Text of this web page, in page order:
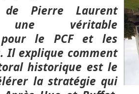
Pierre Laurent
une véritable
pour le PCF et les
Il explique comment
historique est le
la stratégie qui